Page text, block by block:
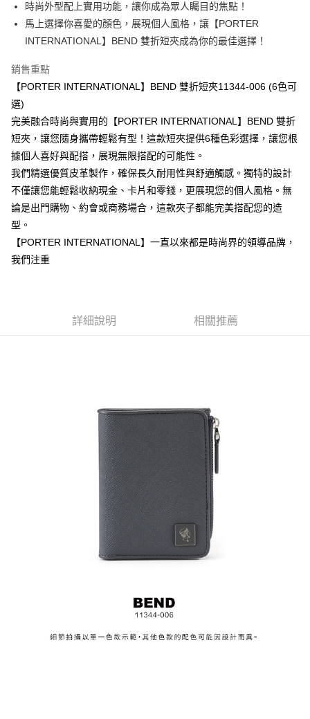
相關說明
【大哥付你分期使用說明】
1.本服務由台灣大哥大提供，台灣大哥大用戶可立即使用無須另外申請。
2.付款方式選擇「大哥付你分期」，訂單成立後會自動跳轉到大哥付的交易
成交易。
3.實際核准額度、可分期數及費用金額請依後續交易確認頁面所載為準。
4.訂單成立30分鐘內，如未前往確認交易或遇審核未通過，訂單將自動取
消。如遇「轉專審核」未通過狀況，表示未達大哥付你分期系統評分，恕無
法說明評估內容。
【繳款方式說明】
醒簡訊。
2.透過簡訊連結打開帳單後，可選擇「超商條碼／台灣大直營門市／銀行轉
帳／街口支付／iPASS MONEY」等通路繳費。
【注意事項】
1.本服務係由「台灣大哥大股份有限公司」（以下簡稱本公司）所提供，讓
用戶於交易時，得透過本服務購買商品或服務，並由商店將買賣／分期付款
買賣價金債權讓與本公司後，依約使用本公司帳單繳交帳款。
2.基於同意付款使用「大哥付你分期」之契約關係目的，商店將以您的個人
【關於「AFTEE先享後付」】
便利好安心！
１．簡單：不需註冊會員、不需綁卡、不需儲值。
２．便利：只要手機號碼，簡訊認證，即可結帳。
３．安心：先確認商品／服務後，再付款。
【「AFTEE先享後付」結帳流程】
１．於結帳方式選擇「AFTEE先享後付」後，將跳轉至「AFTEE先享後付」
結帳頁面，進行簡訊認證並確認金額後，即可完成結帳。
２．訂單成立數日內，您將收到繳費通知簡訊。
３．收到繳費通知簡訊後14天內，點擊此簡訊中的連結，可透過四大超商／
ATM／網路銀行／等多元方式進行付款，方視為交易完成。
※ 請注意：結帳手續完成當下不需立刻繳費，但若您需要取消訂單，請聯絡
購買商品的店家。未經商家同意取消之訂單仍視為有效，需透過AFTEE先享
後付繳納相關費用。
※ 交易是否成功請以「AFTEE先享後付 」之結帳頁面顯示為準，若有關於
１．透過由恩沛科技股份有限公司提供之「AFTEE先享後付」服務完成之交
４．使用「AFTEE先享後付」時，將依據個別帳號之用戶狀況，依本公司即
時審查核予不同之上限額度；若仍有額度不足之情形，本公司將視審查結果
請求用戶進行身份認證。
５．嚴禁一人註冊多個帳號或使用他人資訊註冊。若發現惡意使用之情形，
恩沛科技股份有限公司將有權停止該用戶之使用額度並採取法律行動。
ATM付款
運送方式
付款後全家取貨
每筆NT$70，滿NT$899(含以上)免運費
付款後7-11取貨
每筆NT$70，滿NT$899(含以上)免運費
宅配
每筆NT$100，滿NT$1,000(含以上)免運費
京站台北店客服中心(1F星巴克旁) 即日起不提供京站紙袋，取件時
時尚外型配上實用功能，讓你成為眾人矚目的焦點！
馬上選擇你喜愛的顏色，展現個人風格，讓【PORTER
INTERNATIONAL】BEND 雙折短夾成為你的最佳選擇！
銷售重點
【PORTER INTERNATIONAL】BEND 雙折短夾11344-006 (6色可
選)
完美融合時尚與實用的【PORTER INTERNATIONAL】BEND 雙折
短夾，讓您隨身攜帶輕鬆有型！這款短夾提供6種色彩選擇，讓您根
據個人喜好與配搭，展現無限搭配的可能性。
我們精選優質皮革製作，確保長久耐用性與舒適觸感。獨特的設計
不僅讓您能輕鬆收納現金、卡片和零錢，更展現您的個人風格。無
論是出門購物、約會或商務場合，這款夾子都能完美搭配您的造
型。
【PORTER INTERNATIONAL】一直以來都是時尚界的領導品牌，
我們注重
詳細說明 相關推薦